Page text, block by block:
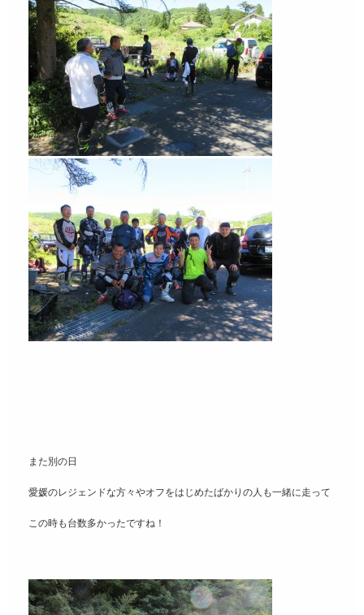
また別の日
愛媛のレジェンドな方々やオフをはじめたばかりの人も一緒に走って
この時も台数多かったですね！